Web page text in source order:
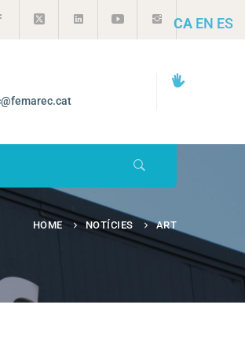
Vols treballar amb nosaltres?
selecciorrhh@femarec.cat
HOME NOTÍCIES ART
CA EN ES